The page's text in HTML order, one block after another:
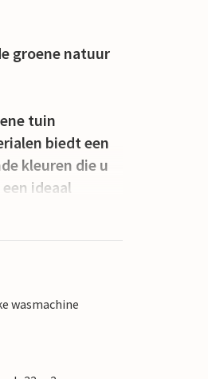
groene natuur
tuin
biedt een
kleuren die u
ideaal
van het zachte
Op
en de
in de Gours
wasmachine